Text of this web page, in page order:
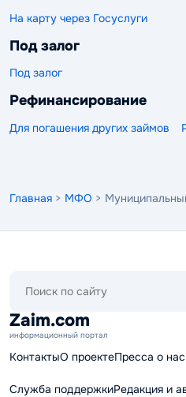
На карту через Госуслуги
Под залог
Под залог
Рефинансирование
Для погашения других займов
Главная > МФО >
сайту
Zaim.com
информационный портал
КонтактыО проектеПресса о нас
Служба поддержкиРедакция и